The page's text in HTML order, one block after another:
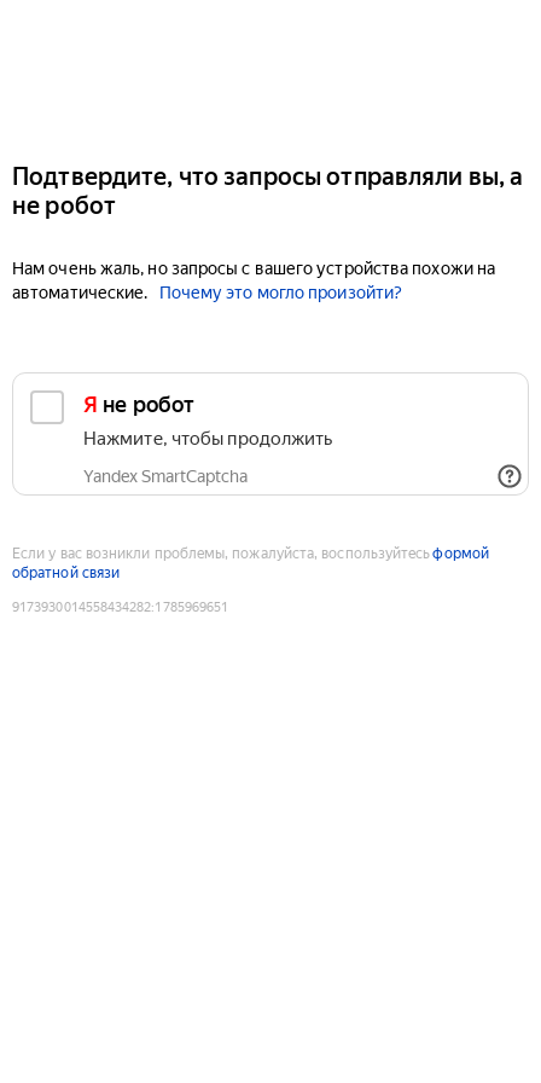
Подтвердите, что запросы отправляли вы, а
не робот
Нам очень жаль, но запросы с вашего устройства похожи на
автоматические.
Почему это могло произойти?
Я не робот
Нажмите, чтобы продолжить
Yandex SmartCaptcha
Если у вас возникли проблемы, пожалуйста, воспользуйтесьформой
обратной связи
9173930014558434282:1785969651